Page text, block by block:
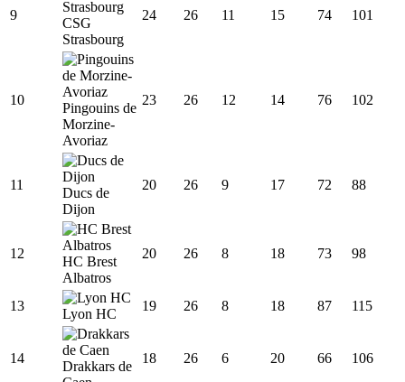
9
CSG
Strasbourg
24 26 11 15 74 101
10
Pingouins de
Morzine-
Avoriaz
23 26 12 14 76 102
11
Ducs de
Dijon
20 26 9 17 72 88
12
HC Brest
Albatros
20 26 8 18 73 98
13
Lyon HC
19 26 8 18 87 115
14
Drakkars de
18 26 6 20 66 106